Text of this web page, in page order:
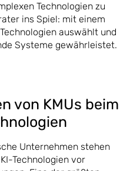
Technologien zu
ins Spiel: mit einem
auswählt und
Systeme gewährleistet.
von KMUs beim
Unternehmen stehen
Technologien vor